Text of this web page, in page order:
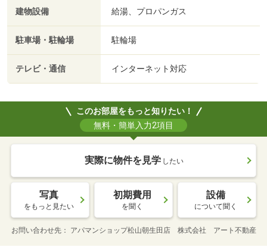
建物設備 給湯、プロパンガス
駐車場・駐輪場 駐輪場
テレビ・通信 インターネット対応
このお部屋をもっと知りたい！
無料・簡単入力2項目
実際に物件を見学 したい
写真
をもっと見たい
初期費用
を聞く
設備
について聞く
お問い合わせ先 アパマンショップ松山朝生田店 株式会社 アート不動産